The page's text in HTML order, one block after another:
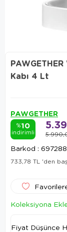
Kabı 4 Lt
PAWGETHER
%10
indirimli
Barkod :
733,78 TL 'den
Koleksiyona
Fiyat Düşünce